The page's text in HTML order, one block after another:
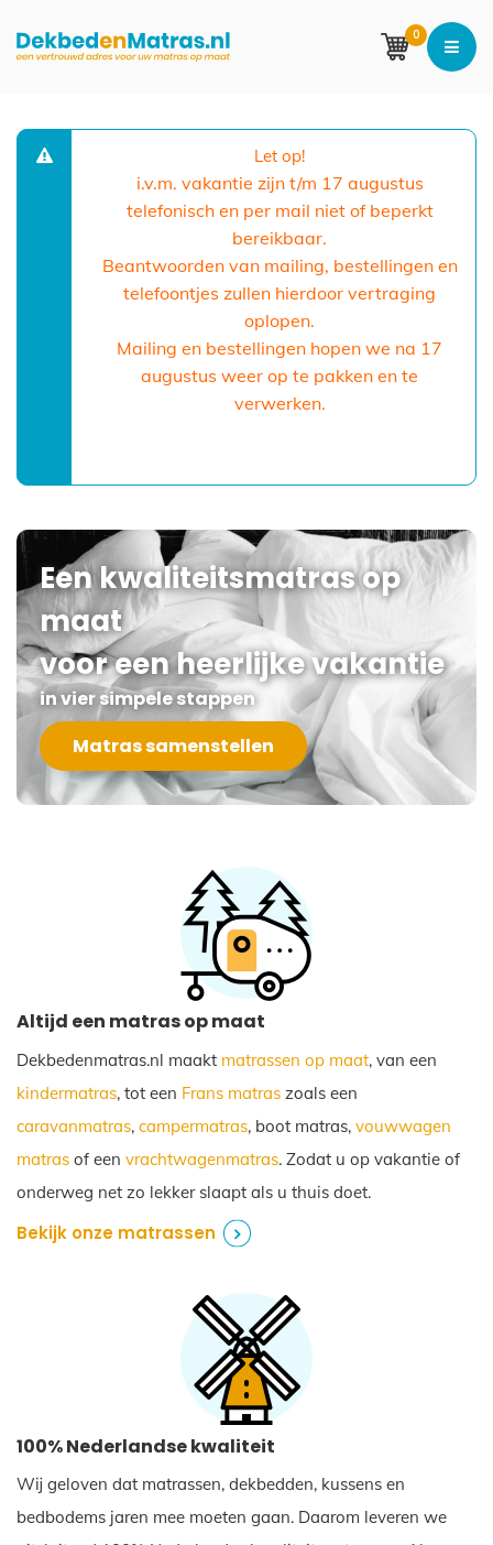
0
Let op!
i.v.m. vakantie zijn t/m 17 augustus
telefonisch en per mail niet of beperkt
bereikbaar.
Beantwoorden van mailing, bestellingen en
telefoontjes zullen hierdoor vertraging
oplopen.
Mailing en bestellingen hopen we na 17
augustus weer op te pakken en te
verwerken.
Een kwaliteitsmatras op
maat
voor een heerlijke vakantie
in vier simpele stappen
Matras samenstellen
Altijd een matras op maat
Dekbedenmatras.nl maakt matrassen op maat, van een
kindermatras, tot een Frans matras zoals een
caravanmatras, campermatras, boot matras, vouwwagen
matras of een vrachtwagenmatras. Zodat u op vakantie of
onderweg net zo lekker slaapt als u thuis doet.
Bekijk onze matrassen
100% Nederlandse kwaliteit
Wij geloven dat matrassen, dekbedden, kussens en
bedbodems jaren mee moeten gaan. Daarom leveren we